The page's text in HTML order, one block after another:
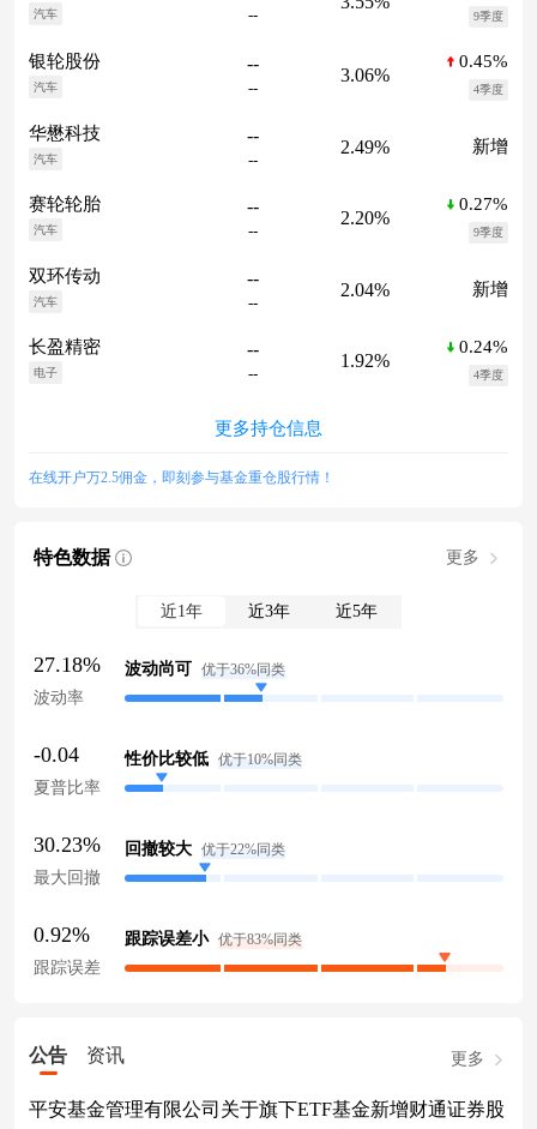
汽车 -- 9季度
银轮股份
汽车
--
--
3.06%
0.45%
4季度
华懋科技
汽车
--
--
2.49% 新增
赛轮轮胎
汽车
--
--
2.20%
0.27%
9季度
双环传动
汽车
--
--
2.04% 新增
长盈精密
电子
--
--
1.92%
0.24%
4季度
更多持仓信息
在线开户万2.5佣金，即刻参与基金重仓股行情！
特色数据 更多
近1年 近3年 近5年
27.18%
波动率
波动尚可 优于36%同类
-0.04
夏普比率
性价比较低 优于10%同类
30.23%
最大回撤
回撤较大 优于22%同类
0.92%
跟踪误差
跟踪误差小 优于83%同类
公告 资讯 更多
平安基金管理有限公司关于旗下ETF基金新增财通证券股